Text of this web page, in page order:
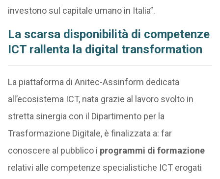
investono sul capitale umano in Italia”.
La scarsa disponibilità di competenze
ICT rallenta la digital transformation
La piattaforma di Anitec-Assinform dedicata
all’ecosistema ICT, nata grazie al lavoro svolto in
stretta sinergia con il Dipartimento per la
Trasformazione Digitale, è finalizzata a: far
conoscere al pubblico i programmi di formazione
relativi alle competenze specialistiche ICT erogati